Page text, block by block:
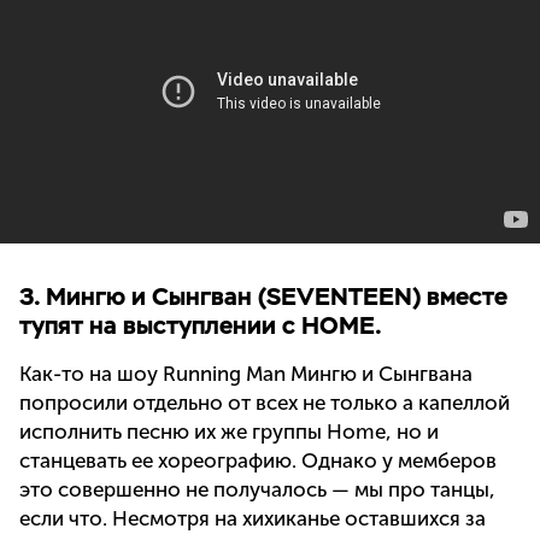
3. Мингю и Сынгван (SEVENTEEN) вместе
тупят на выступлении с HOME.
Как-то на шоу Running Man Мингю и Сынгвана
попросили отдельно от всех не только а капеллой
исполнить песню их же группы Home, но и
станцевать ее хореографию. Однако у мемберов
это совершенно не получалось — мы про танцы,
если что. Несмотря на хихиканье оставшихся за